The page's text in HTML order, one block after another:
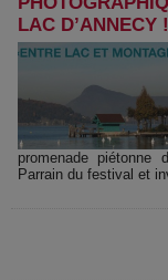
LAC D’ANNECY !
promenade
Parrain du festival et